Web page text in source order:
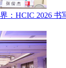
：HCIC 2026 书